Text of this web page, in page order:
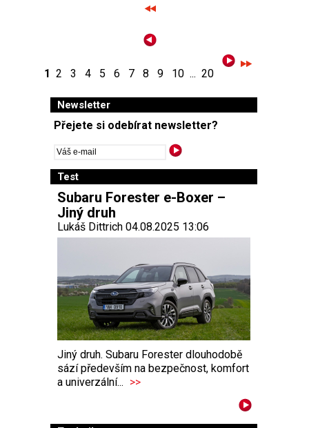
1 2 3 4 5 6 7 8 9 10 ... 20
Newsletter
Přejete si odebírat newsletter?
Test
Subaru Forester e-Boxer –
Jiný druh
Lukáš Dittrich 04.08.2025 13:06
Jiný druh. Subaru Forester dlouhodobě
sází především na bezpečnost, komfort
a univerzální... >>